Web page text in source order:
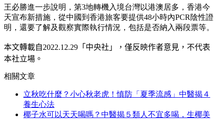
王必勝進一步說明，第3地轉機入境台灣以港澳居多，香港今
天宣布新措施，從中國到香港旅客要提供48小時內PCR陰性證
明，還要了解及觀察實際執行情況，包括是否納入兩段票等。
本文轉載自2022.12.29 「中央社」
，僅反映作者意見，不代表
本社立場。
相關文章
立秋吃什麼？小心秋老虎！慎防「夏季流感」中醫揭４
養生心法
椰子水可以天天喝嗎？中醫揭５類人不宜多喝，生椰美